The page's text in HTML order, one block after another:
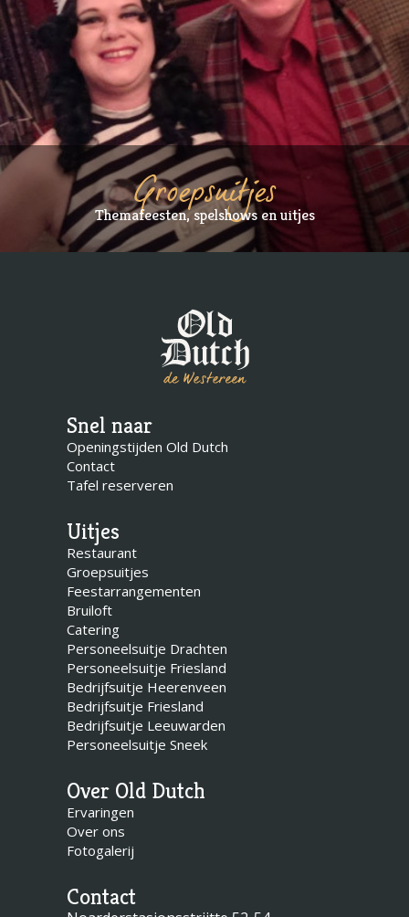
Groepsuitjes
Themafeesten, spelshows en uitjes
Snel naar
Openingstijden Old Dutch
Contact
Tafel reserveren
Uitjes
Restaurant
Groepsuitjes
Feestarrangementen
Bruiloft
Catering
Personeelsuitje Drachten
Personeelsuitje Friesland
Bedrijfsuitje Heerenveen
Bedrijfsuitje Friesland
Bedrijfsuitje Leeuwarden
Personeelsuitje Sneek
Over Old Dutch
Ervaringen
Over ons
Fotogalerij
Contact